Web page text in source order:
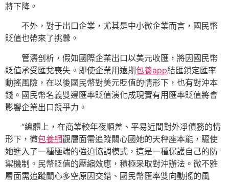
將下降。
不外，對于出口企業，尤其是中小微企業而言，國民幣
貶值也帶來了挑釁。
管濤剖析，假如國際企業出口以美元收匯，將因國民幣
貶值承受匯兌喪失。即使企業用遠期包養app結匯鎖定匯率
動搖風險，在以後國民幣對美元貶值的情形下，也有對沖本
錢。國民幣名義雙邊匯率貶值演化成現實有用匯率貶值將會
影響企業出口競爭力。
“總體上，在商業較年夜順差、平易近間對外凈債務的情
形下，微包養網觀層面需追蹤關心國她的天秤座本能，驅使
她進入了一種極端的強迫協調模式，這是一種保護自己的防
禦機制。民幣貶值的壓縮效應，積極采取對沖辦法。微不雅
層面需追蹤關心多空原因交錯、國民幣匯率雙向動搖的風